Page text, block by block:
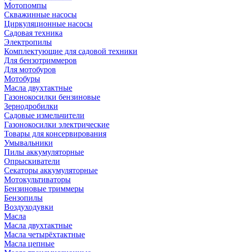
Мотопомпы
Скважинные насосы
Циркуляционные насосы
Садовая техника
Электропилы
Комплектующие для садовой техники
Для бензотриммеров
Для мотобуров
Мотобуры
Масла двухтактные
Газонокосилки бензиновые
Зернодробилки
Садовые измельчители
Газонокосилки электрические
Товары для консервирования
Умывальники
Пилы аккумуляторные
Опрыскиватели
Секаторы аккумуляторные
Мотокультиваторы
Бензиновые триммеры
Бензопилы
Воздуходувки
Масла
Масла двухтактные
Масла четырёхтактные
Масла цепные